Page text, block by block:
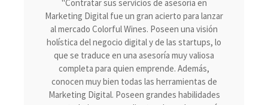
al mercado Colorful Wines. Poseen una visión
holística del negocio digital y de las startups, lo
que se traduce en una asesoría muy valiosa
completa para quien emprende. Además,
conocen muy bien todas las herramientas de
Marketing Digital. Poseen grandes habilidades
para trabajar con sus clientes, lo cual, para mí,
tiene un valor fundamental para sentirse a gusto